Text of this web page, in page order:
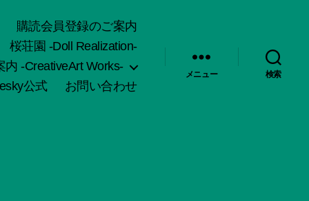
購読会員登録のご案内
桜荘園 -Doll Realization-
内 -CreativeArt Works-
公式
お問い合わせ
メニュー 検索